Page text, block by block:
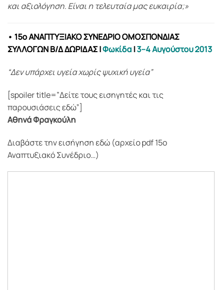
και αξιολόγηση. Είναι η τελευταία μας ευκαιρία;»
• 15ο ΑΝΑΠΤΥΞΙΑΚΟ ΣΥΝΕΔΡΙΟ ΟΜΟΣΠΟΝΔΙΑΣ
ΣΥΛΛΟΓΩΝ Β/Δ ΔΩΡΙΔΑΣ|Φωκίδα|3–4 Αυγούστου 2013
“Δεν υπάρχει υγεία χωρίς ψυχική υγεία”
[spoiler title=”Δείτε τους εισηγητές και τις
παρουσιάσεις εδώ”]
Αθηνά Φραγκούλη
Διαβάστε την εισήγηση εδώ (αρχείο pdf 15o
Αναπτυξιακό Συνέδριο…)